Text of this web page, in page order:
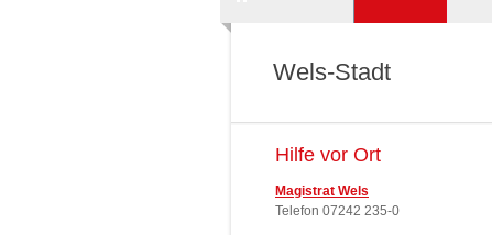
Wels-Stadt
Hilfe vor Ort
Magistrat Wels
Telefon 07242 235-0